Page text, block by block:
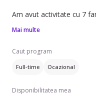
Am avut activitate cu 7 familii, copiii având vârste între 3 luni
și 6 ani, Numărul copiilor
,punctuala ,atentă la detalii
părintilor.
Mai multe
Caut program
Full-time Ocazional
Disponibilitatea mea